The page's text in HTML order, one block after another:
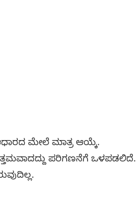
ಮೇಲೆ ಮಾತ್ರ ಆಯ್ಕೆ.
ಪರಿಗಣನೆಗೆ ಒಳಪಡಲಿದೆ.